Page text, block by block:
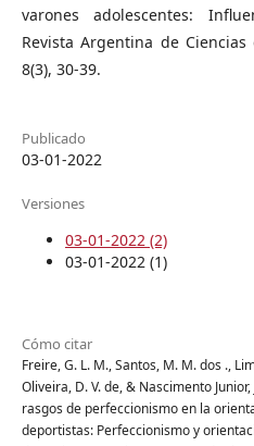
varones adolescentes:
Revista Argentina de Ciencias
8(3), 30-39.
Publicado
03-01-2022
Versiones
03-01-2022 (2)
03-01-2022 (1)
Cómo citar
Freire, G. L. M., Santos, M. M. dos .,
Oliveira, D. V. de, & Nascimento
rasgos de perfeccionismo en la
deportistas: Perfeccionismo y